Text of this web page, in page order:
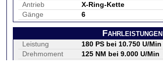
Antrieb
X-Ring-Kette
Gänge
6
Fahrleistungen
Leistung
180 PS bei 10.750 U/Min
Drehmoment
125 NM bei 9.000 U/Min